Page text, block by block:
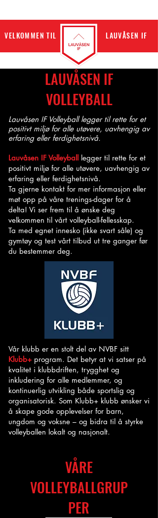
VELKOMMEN TIL LAUVÅSEN IF
LAUVÅSEN IF
VOLLEYBALL
Lauvåsen IF Volleyball legger til rette for et
positivt miljø for alle utøvere, uavhengig av
erfaring eller ferdighetsnivå.
Lauvåsen IF Volleyball legger til rette for et
positivt miljø for alle utøvere, uavhengig av
erfaring eller ferdighetsnivå.
Ta gjerne kontakt for mer informasjon eller
møt opp på våre trenings-dager for å
delta! Vi ser frem til å ønske deg
velkommen til vårt volleyball-fellesskap.
Ta med egnet innesko (ikke svart såle) og
gymtøy og test vårt tilbud ut tre ganger før
du bestemmer deg.
Vår klubb er en stolt del av NVBF sitt
Klubb+ program. Det betyr at vi satser på
kvalitet i klubbdriften, trygghet og
inkludering for alle medlemmer, og
kontinuerlig utvikling både sportslig og
organisatorisk. Som Klubb+ klubb ønsker vi
å skape gode opplevelser for barn,
ungdom og voksne – og bidra til å styrke
volleyballen lokalt og nasjonalt.
VÅRE
VOLLEYBALLGRUP
PER